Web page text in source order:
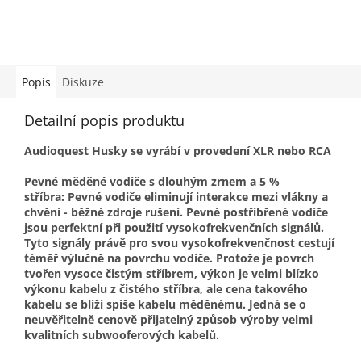
Popis Diskuze
Detailní popis produktu
Audioquest Husky se vyrábí v provedení XLR nebo RCA
Pevné měděné vodiče s dlouhým zrnem a 5 %
stříbra: Pevné vodiče eliminují interakce mezi vlákny a
chvění - běžné zdroje rušení. Pevné postříbřené vodiče
jsou perfektní při použití vysokofrekvenčních signálů.
Tyto signály právě pro svou vysokofrekvenčnost cestují
téměř výlučně na povrchu vodiče. Protože je povrch
tvořen vysoce čistým stříbrem, výkon je velmi blízko
výkonu kabelu z čistého stříbra, ale cena takového
kabelu se blíží spíše kabelu měděnému. Jedná se o
neuvěřitelně cenově přijatelný způsob výroby velmi
kvalitních subwooferových kabelů.